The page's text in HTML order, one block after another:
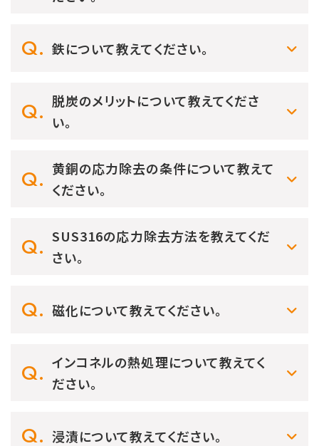
鉄について教えてください。
脱炭のメリットについて教えてくださ
い。
黄銅の応力除去の条件について教えて
ください。
SUS316の応力除去方法を教えてくだ
さい。
磁化について教えてください。
インコネルの熱処理について教えてく
ださい。
浸漬について教えてください。